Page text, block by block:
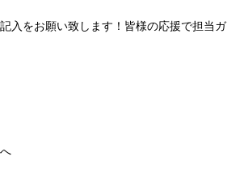
入をお願い致します！皆様の応援で担当ガ